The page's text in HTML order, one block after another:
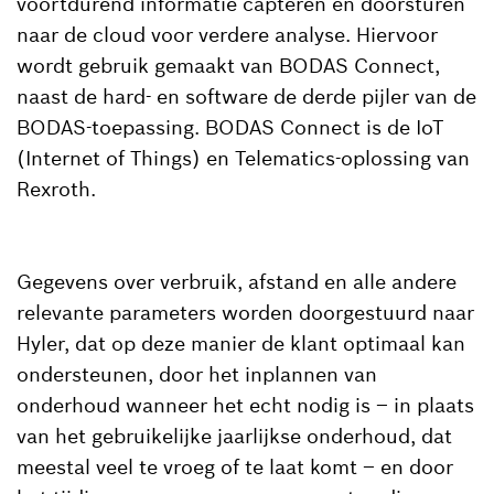
naar de cloud voor verdere analyse. Hiervoor
wordt gebruik gemaakt van BODAS Connect,
naast de hard- en software de derde pijler van de
BODAS-toepassing. BODAS Connect is de IoT
(Internet of Things) en Telematics-oplossing van
Rexroth.
Gegevens over verbruik, afstand en alle andere
relevante parameters worden doorgestuurd naar
Hyler, dat op deze manier de klant optimaal kan
ondersteunen, door het inplannen van
onderhoud wanneer het echt nodig is – in plaats
van het gebruikelijke jaarlijkse onderhoud, dat
meestal veel te vroeg of te laat komt – en door